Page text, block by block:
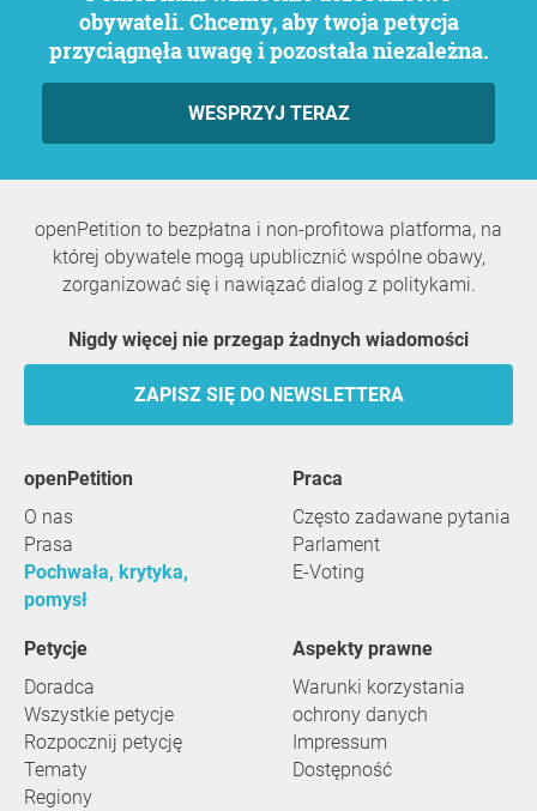
obywateli. Chcemy, aby twoja petycja
przyciągnęła uwagę i pozostała niezależna.
WESPRZYJ TERAZ
openPetition to bezpłatna i non-profitowa platforma, na
której obywatele mogą upublicznić wspólne obawy,
zorganizować się i nawiązać dialog z politykami.
Nigdy więcej nie przegap żadnych wiadomości
ZAPISZ SIĘ DO NEWSLETTERA
openPetition
O nas
Prasa
Pochwała, krytyka,
pomysł
praca
Często zadawane pytania
Parlament
E-Voting
Petycje
Doradca
Wszystkie petycje
Rozpocznij petycję
Tematy
Regiony
Aspekty prawne
Warunki korzystania
ochrony danych
Impressum
Dostępność